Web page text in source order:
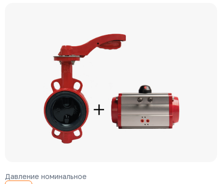
Заказать звонок
zakaz325@ks-rus.com
Email для связи
Одинцово, Внуковская 9, пав. 31
Пункт выдачи заказов
Давление номинальное